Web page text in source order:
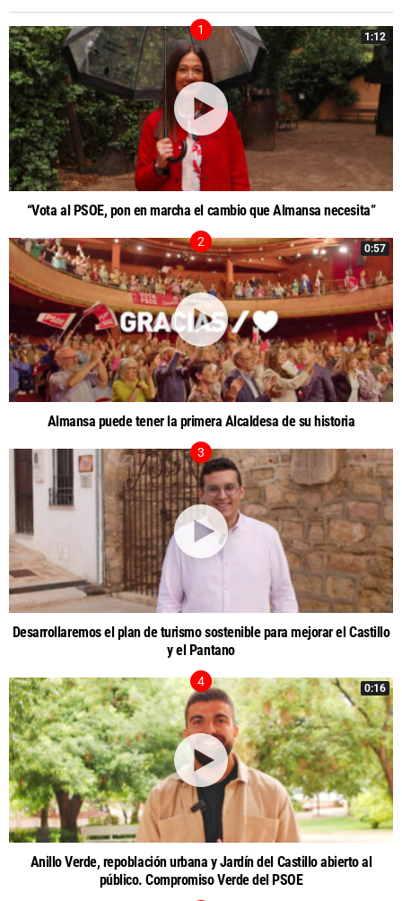
1:12
“Vota al PSOE, pon en marcha el cambio que Almansa necesita”
0:57
Almansa puede tener la primera Alcaldesa de su historia
Desarrollaremos el plan de turismo sostenible para mejorar el Castillo
y el Pantano
0:16
Anillo Verde, repoblación urbana y Jardín del Castillo abierto al
público. Compromiso Verde del PSOE